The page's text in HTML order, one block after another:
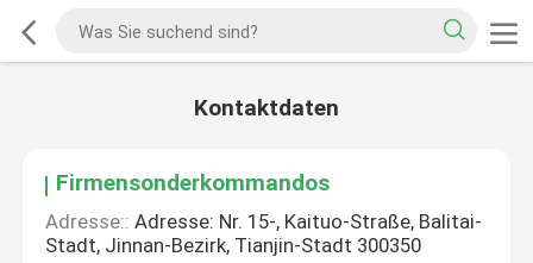
Kontaktdaten
Firmensonderkommandos
Adresse:: Adresse: Nr. 15-, Kaituo-Straße, Balitai-
Stadt, Jinnan-Bezirk, Tianjin-Stadt 300350